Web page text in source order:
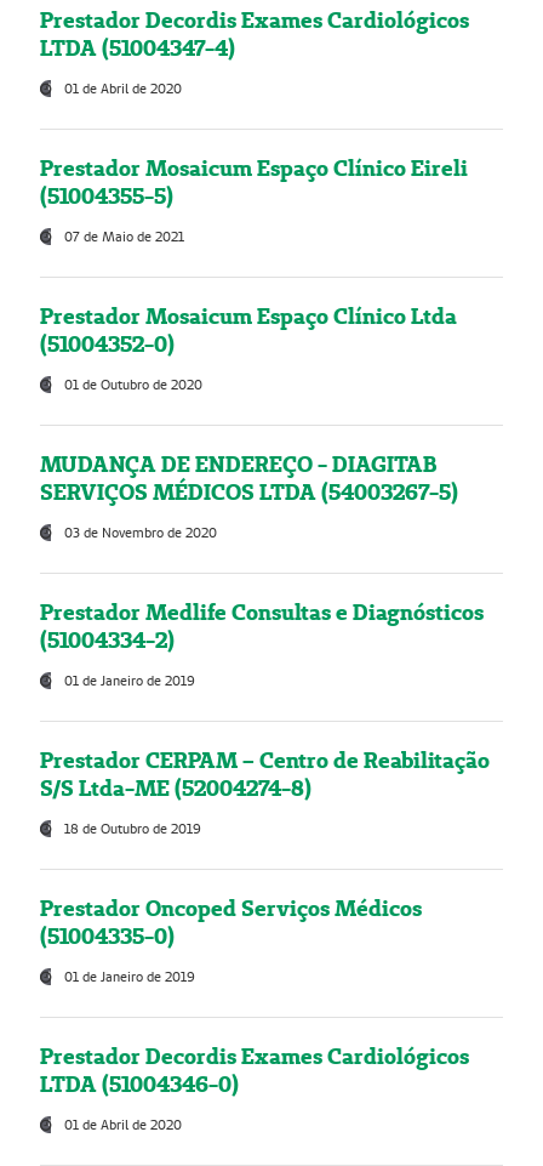
Prestador Decordis Exames Cardiológicos
LTDA (51004347-4)
01 de Abril de 2020
Prestador Mosaicum Espaço Clínico Eireli
(51004355-5)
07 de Maio de 2021
Prestador Mosaicum Espaço Clínico Ltda
(51004352-0)
01 de Outubro de 2020
MUDANÇA DE ENDEREÇO - DIAGITAB
SERVIÇOS MÉDICOS LTDA (54003267-5)
03 de Novembro de 2020
Prestador Medlife Consultas e Diagnósticos
(51004334-2)
01 de Janeiro de 2019
Prestador CERPAM – Centro de Reabilitação
S/S Ltda-ME (52004274-8)
18 de Outubro de 2019
Prestador Oncoped Serviços Médicos
(51004335-0)
01 de Janeiro de 2019
Prestador Decordis Exames Cardiológicos
LTDA (51004346-0)
01 de Abril de 2020